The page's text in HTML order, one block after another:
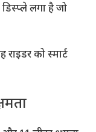
लगा है जो
को स्मार्ट